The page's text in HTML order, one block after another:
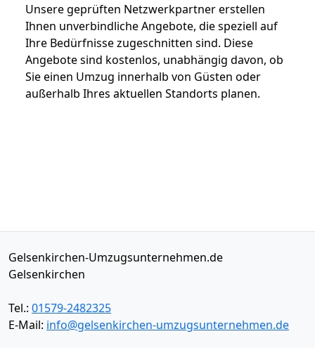
Unsere geprüften Netzwerkpartner erstellen
Ihnen unverbindliche Angebote, die speziell auf
Ihre Bedürfnisse zugeschnitten sind. Diese
Angebote sind kostenlos, unabhängig davon, ob
Sie einen Umzug innerhalb von Güsten oder
außerhalb Ihres aktuellen Standorts planen.
Gelsenkirchen-Umzugsunternehmen.de
Gelsenkirchen
Tel.: 01579-2482325
E-Mail: info@gelsenkirchen-umzugsunternehmen.de